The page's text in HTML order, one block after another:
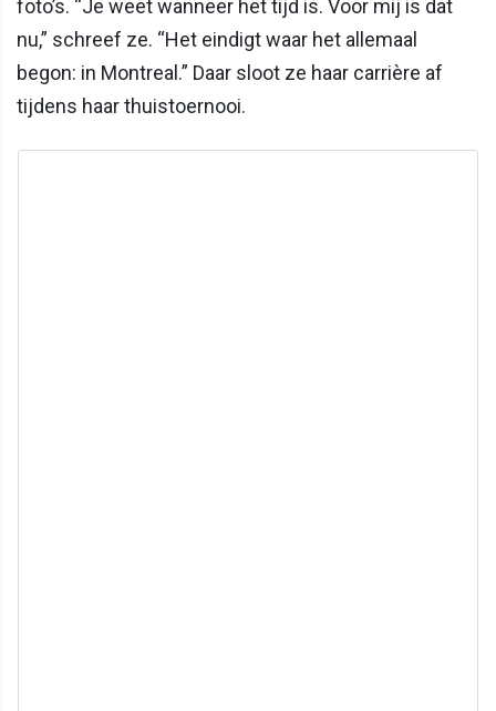
foto’s. “Je weet wanneer het tijd is. Voor mij is dat
nu,” schreef ze. “Het eindigt waar het allemaal
begon: in Montreal.” Daar sloot ze haar carrière af
tijdens haar thuistoernooi.